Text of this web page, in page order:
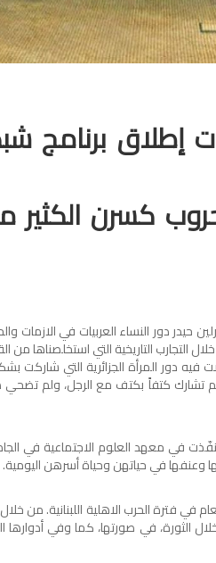
إطلاق برنامج
كسرن الكثير
حيدر دور النساء العربيات في الازمات
التجارب التاريخية التي استخلصناها من
دور المرأة الجزائرية التي شاركت
لم تشارك كتفاً بكتف مع الرجل، ولم
في معهد العلوم الاجتماعية في
وعنفها في حياتهن وحياة أسرهن اليومية.
في فترة الحرب الاهلية اللبنانية. من
الثورة، في صورتها، كما وفي أدوارها